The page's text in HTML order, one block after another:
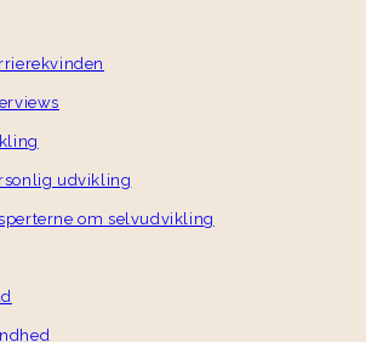
udvikling
om selvudvikling